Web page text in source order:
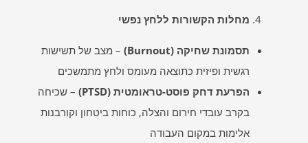
מחלות הקשורות ללחץ נפשי
תסמונת שחיקה (Burnout)
– מצב של תשישות
רגשית ופיזית כתוצאה מעומס ולחץ מתמשכים
הפרעת דחק פוסט-טראומטית (PTSD)
– שכיחה
בקרב עובדי חירום והצלה, כוחות ביטחון וקורבנות
אלימות במקום העבודה